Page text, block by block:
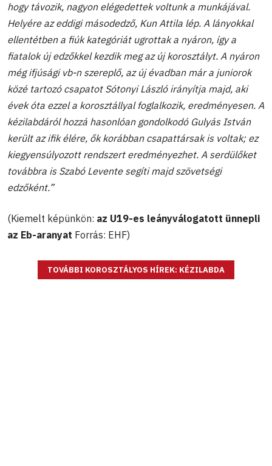
hogy távozik, nagyon elégedettek voltunk a munkájával.
Helyére az eddigi másodedző, Kun Attila lép. A lányokkal
ellentétben a fiúk kategóriát ugrottak a nyáron, így a
fiatalok új edzőkkel kezdik meg az új korosztályt. A nyáron
még ifjúsági vb-n szereplő, az új évadban már a juniorok
közé tartozó csapatot Sótonyi László irányítja majd, aki
évek óta ezzel a korosztállyal foglalkozik, eredményesen. A
kézilabdáról hozzá hasonlóan gondolkodó Gulyás István
került az ifik élére, ők korábban csapattársak is voltak; ez
kiegyensúlyozott rendszert eredményezhet. A serdülőket
továbbra is Szabó Levente segíti majd szövetségi
edzőként.”
(Kiemelt képünkön: az U19-es leányválogatott ünnepli
az Eb-aranyat Forrás: EHF)
TOVÁBBI KOROSZTÁLYOS HÍREK: KÉZILABDA